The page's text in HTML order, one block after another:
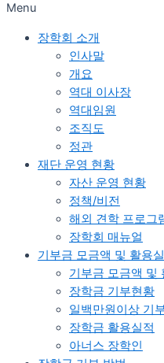
Menu
장학회 소개
인사말
개요
역대 이사장
역대임원
조직도
정관​
재단 운영 현황
자산 운영 현황
정책/비전
해외 견학 프로그
장학회 매뉴얼
기부금 모금액 및 활용
기부금 모금액 및
장학금 기부현황
일백만원이상 기
장학금 활용실적
아너스 장학인